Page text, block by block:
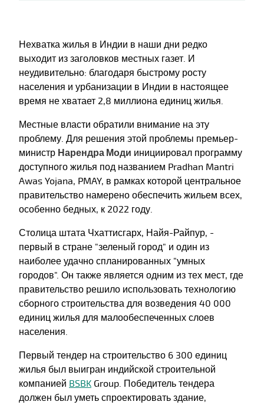
Нехватка жилья в Индии в наши дни редко
выходит из заголовков местных газет. И
неудивительно: благодаря быстрому росту
населения и урбанизации в Индии в настоящее
время не хватает 2,8 миллиона единиц жилья.
Местные власти обратили внимание на эту
проблему. Для решения этой проблемы премьер-
министр Нарендра Моди инициировал программу
доступного жилья под названием Pradhan Mantri
Awas Yojana, PMAY, в рамках которой центральное
правительство намерено обеспечить жильем всех,
особенно бедных, к 2022 году.
Столица штата Чхаттисгарх, Найя-Райпур, -
первый в стране "зеленый город" и один из
наиболее удачно спланированных "умных
городов". Он также является одним из тех мест, где
правительство решило использовать технологию
сборного строительства для возведения 40 000
единиц жилья для малообеспеченных слоев
населения.
Первый тендер на строительство 6 300 единиц
жилья был выигран индийской строительной
компанией BSBK Group. Победитель тендера
должен был уметь спроектировать здание,